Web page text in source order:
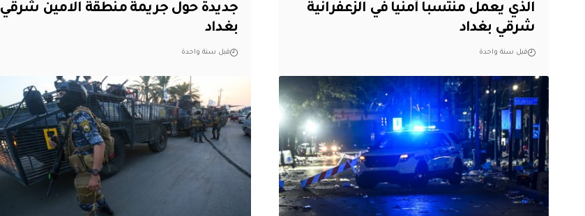
الذي يعمل منتسبا أمنيا في الزعفرانية
شرقي بغداد
قبل سنة واحدة
جديدة حول جريمة منطقة الامين شرقي
بغداد
قبل سنة واحدة